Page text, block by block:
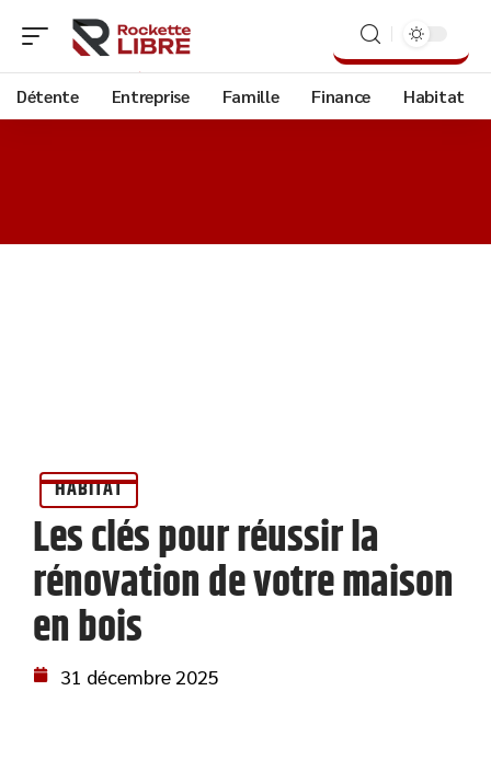
Détente Entreprise Famille Finance Habitat
HABITAT
Les clés pour réussir la
rénovation de votre maison
en bois
31 décembre 2025